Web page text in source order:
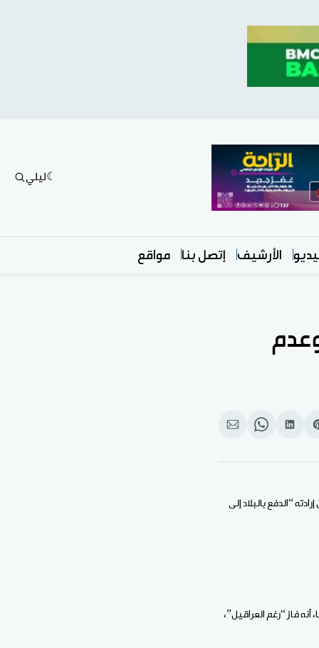
ليلي
الأرشيف إتصل بنا مواقع
Share
Pinterest
انشر
لينكد
Share
WhatsApp
انشر
الإيميل
“الدفع بالبلاد إلى
فاز “رغم العراقيل”،